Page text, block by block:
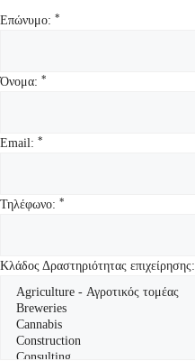
Επώνυμο: *
Όνομα: *
Email: *
Τηλέφωνο: *
Κλάδος Δραστηριότητας επιχείρησης: